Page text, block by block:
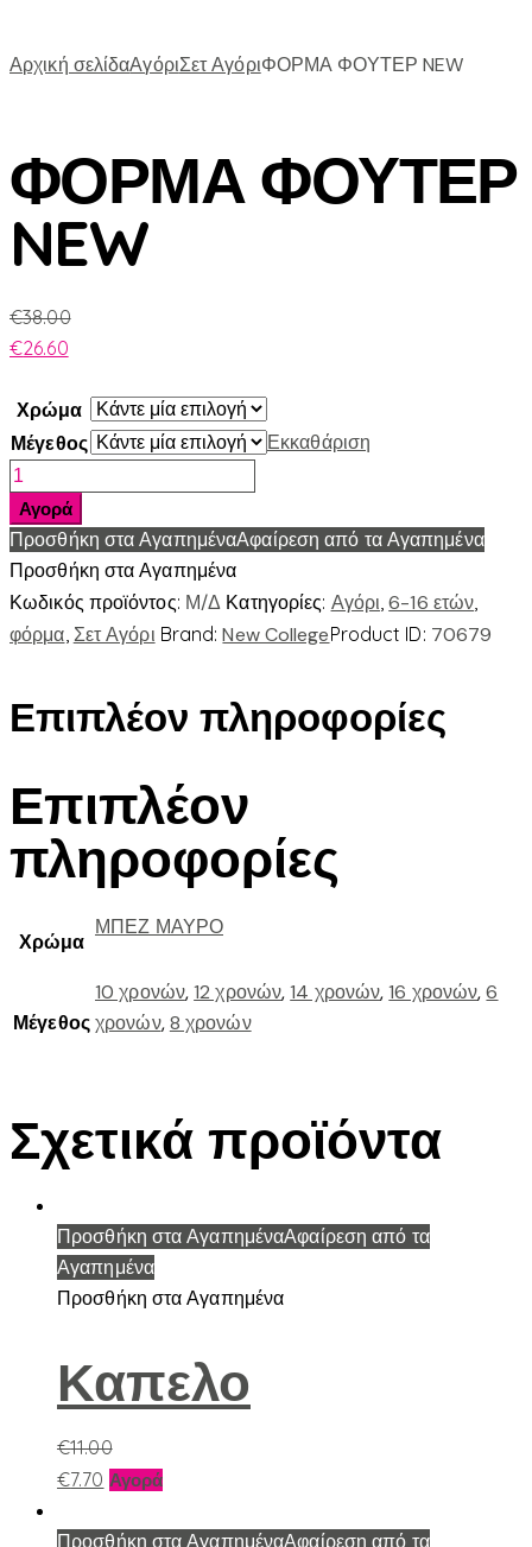
Αρχική σελίδαΑγόριΣετ ΑγόριΦΟΡΜΑ ΦΟΥΤΕΡ NEW
ΦΟΡΜΑ ΦΟΥΤΕΡ
NEW
€38.00
€26.60
Χρώμα
Μέγεθος
Εκκαθάριση
ΦΟΡΜΑ
ΦΟΥΤΕΡ
NEW
ποσότητα
Αγορά
Προσθήκη στα ΑγαπημέναΑφαίρεση από τα Αγαπημένα
Προσθήκη στα Αγαπημένα
Κωδικός προϊόντος: Μ/Δ Κατηγορίες: Αγόρι,6-16 ετών,
φόρμα, Σετ Αγόρι Brand:New CollegeProduct ID: 70679
Επιπλέον πληροφορίες
Επιπλέον
πληροφορίες
Χρώμα
ΜΠΕΖ ΜΑΥΡΟ
Μέγεθος
10 χρονών,12 χρονών,14 χρονών,16 χρονών,6
χρονών,8 χρονών
Σχετικά προϊόντα
Προσθήκη στα ΑγαπημέναΑφαίρεση από τα
Αγαπημένα
Προσθήκη στα Αγαπημένα
Καπελο
€11.00
€7.70 ΑγοράΑυτό
προϊόν
Προσθήκη στα ΑγαπημέναΑφαίρεση από τα